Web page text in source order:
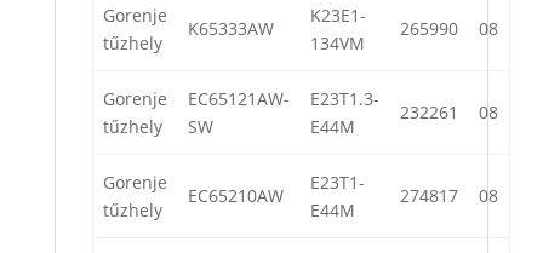
Gorenje
tűzhely
K65333AW
K23E1-
134VM
265990 08
Gorenje
tűzhely
EC65121AW-
SW
E23T1.3-
E44M
232261 08
Gorenje
tűzhely
EC65210AW
E23T1-
E44M
274817 08